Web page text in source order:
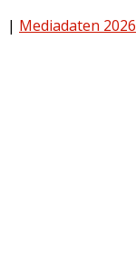
| Mediadaten 2026